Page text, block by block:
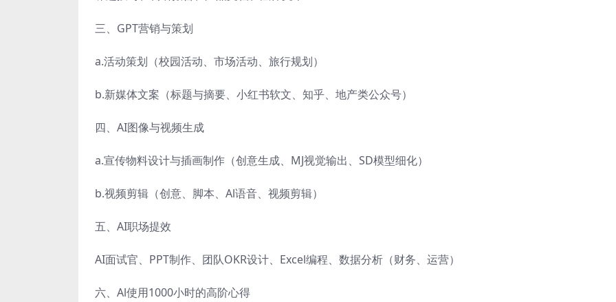
三、GPT营销与策划
a.活动策划（校园活动、市场活动、旅行规划）
b.新媒体文案（标题与摘要、小红书软文、知乎、地产类公众号）
四、AI图像与视频生成
a.宣传物料设计与插画制作（创意生成、MJ视觉输出、SD模型细化）
b.视频剪辑（创意、脚本、Al语音、视频剪辑）
五、AI职场提效
AI面试官、PPT制作、团队OKR设计、Excel编程、数据分析（财务、运营）
六、Al使用1000小时的高阶心得